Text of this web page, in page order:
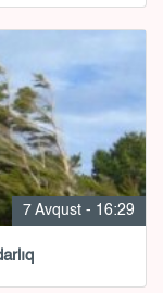
7 Avqust - 16:29